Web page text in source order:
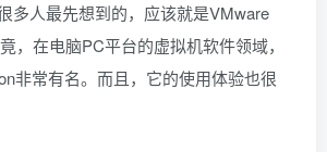
多人最先想到的，应该就是VMware
，在电脑PC平台的虚拟机软件领域，
非常有名。而且，它的使用体验也很